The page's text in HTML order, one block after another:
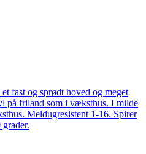
fast og sprødt hoved og meget
på friland som i væksthus. I milde
Meldugresistent 1-16. Spirer